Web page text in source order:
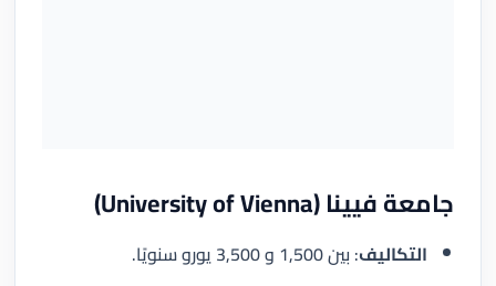
جامعة فيينا (University of Vienna)
التكاليف: بين 1,500 و 3,500 يورو سنويًا.